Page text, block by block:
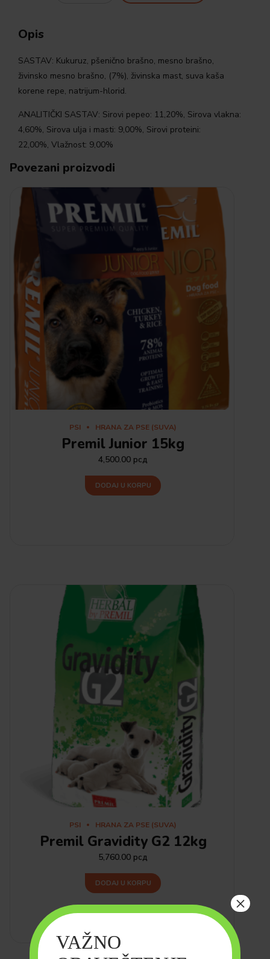
Opis
SASTAV: Kukuruz, pšenično brašno, mesno brašno,
živinsko mesno brašno, (7%), živinska mast, suva kaša
korene repe, natrijum-hlorid.
ANALITIČKI SASTAV: Sirovi pepeo: 11,20%, Sirova vlakna:
4,60%, Sirova ulja i masti: 9,00%, Sirovi proteini:
22,00%, Vlažnost: 9,00%
Povezani proizvodi
PSI HRANA ZA PSE (SUVA)
Premil Junior 15kg
4,500.00 рсд
DODAJ U KORPU
PSI HRANA ZA PSE (SUVA)
Premil Gravidity G2 12kg
5,760.00 рсд
DODAJ U KORPU
VAŽNO
×